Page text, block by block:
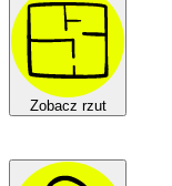
Zobacz rzut